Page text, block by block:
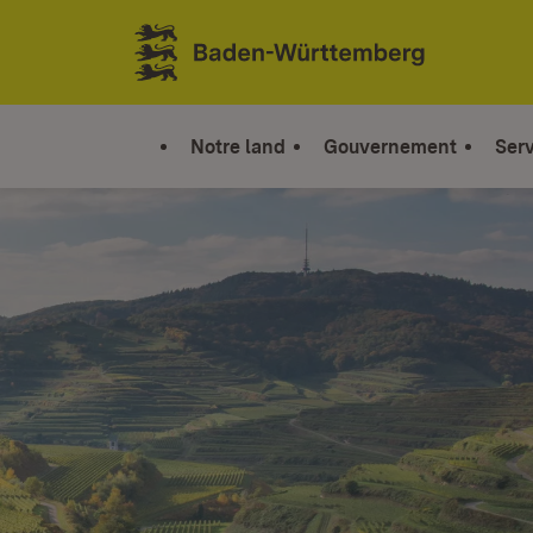
Sauter au contenu
Link zur Startseite
Notre land Gouvernement